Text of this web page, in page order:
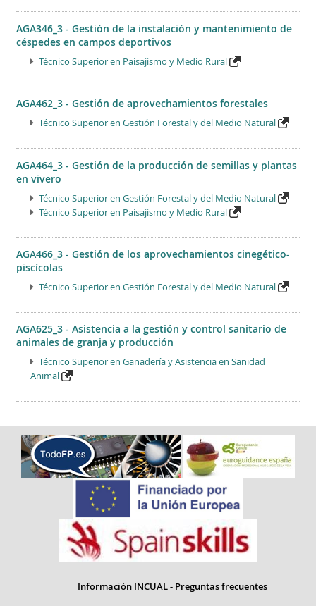
AGA346_3 - Gestión de la instalación y mantenimiento de
céspedes en campos deportivos
Técnico Superior en Paisajismo y Medio Rural
AGA462_3 - Gestión de aprovechamientos forestales
Técnico Superior en Gestión Forestal y del Medio Natural
AGA464_3 - Gestión de la producción de semillas y plantas
en vivero
Técnico Superior en Gestión Forestal y del Medio Natural
Técnico Superior en Paisajismo y Medio Rural
AGA466_3 - Gestión de los aprovechamientos cinegético-
piscícolas
Técnico Superior en Gestión Forestal y del Medio Natural
AGA625_3 - Asistencia a la gestión y control sanitario de
animales de granja y producción
Técnico Superior en Ganadería y Asistencia en Sanidad
Animal
Información INCUAL - Preguntas frecuentes